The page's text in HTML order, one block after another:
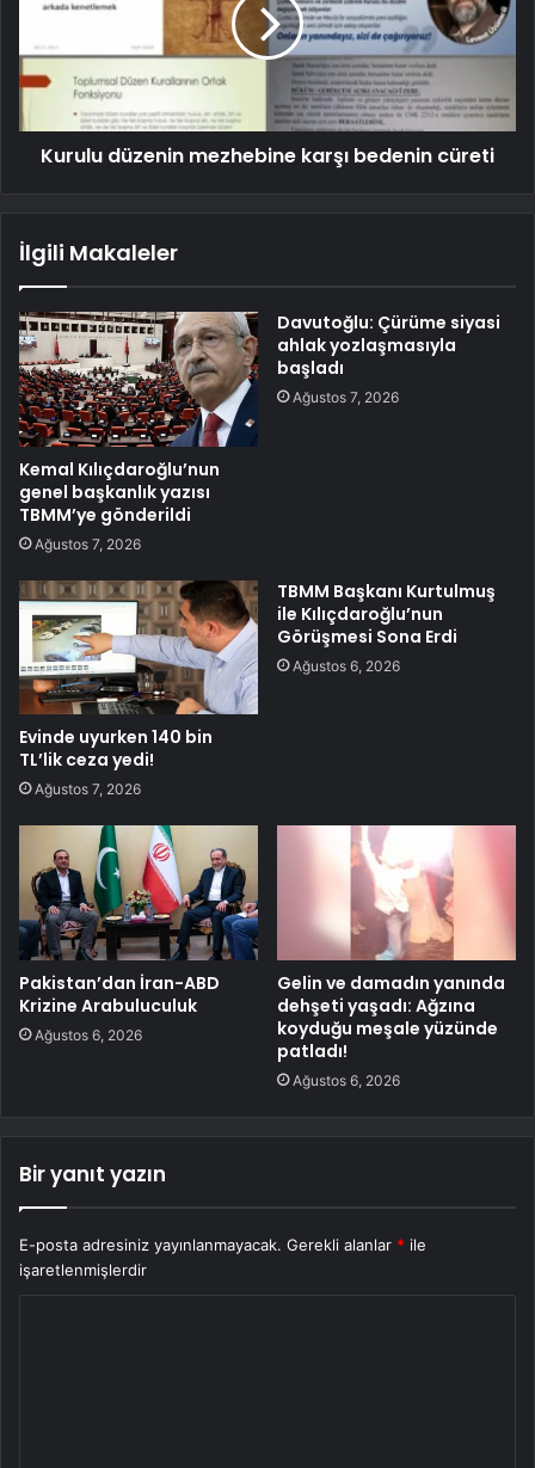
Kurulu düzenin mezhebine karşı bedenin cüreti
İlgili Makaleler
Kemal Kılıçdaroğlu’nun
genel başkanlık yazısı
TBMM’ye gönderildi
Ağustos 7, 2026
Davutoğlu: Çürüme siyasi
ahlak yozlaşmasıyla
başladı
Ağustos 7, 2026
Evinde uyurken 140 bin
TL’lik ceza yedi!
Ağustos 7, 2026
TBMM Başkanı Kurtulmuş
ile Kılıçdaroğlu’nun
Görüşmesi Sona Erdi
Ağustos 6, 2026
Pakistan’dan İran-ABD
Krizine Arabuluculuk
Ağustos 6, 2026
Gelin ve damadın yanında
dehşeti yaşadı: Ağzına
koyduğu meşale yüzünde
patladı!
Ağustos 6, 2026
Bir yanıt yazın
E-posta adresiniz yayınlanmayacak. Gerekli alanlar * ile
işaretlenmişlerdir